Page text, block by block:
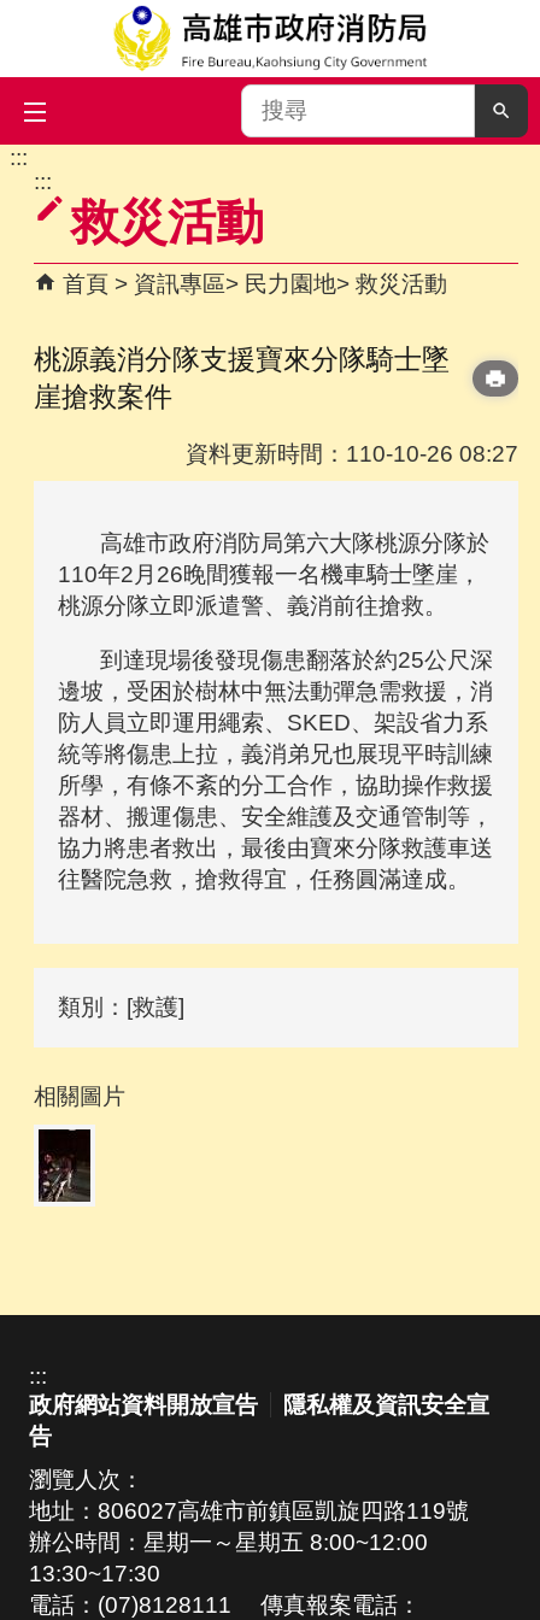
跳到主要內容區塊
搜
尋
:::
:::
救災活動
首頁 資訊專區 民力園地 救災活動
桃源義消分隊支援寶來分隊騎士墜
崖搶救案件
資料更新時間：110-10-26 08:27
高雄市政府消防局第六大隊桃源分隊於
110年2月26晚間獲報一名機車騎士墜崖，
桃源分隊立即派遣警、義消前往搶救。
到達現場後發現傷患翻落於約25公尺深
邊坡，受困於樹林中無法動彈急需救援，消
防人員立即運用繩索、SKED、架設省力系
統等將傷患上拉，義消弟兄也展現平時訓練
所學，有條不紊的分工合作，協助操作救援
器材、搬運傷患、安全維護及交通管制等，
協力將患者救出，最後由寶來分隊救護車送
往醫院急救，搶救得宜，任務圓滿達成。
類別：[救護]
相關圖片
:::
政府網站資料開放宣告
隱私權及資訊安全宣
告
瀏覽人次：
地址：806027高雄市前鎮區凱旋四路119號
辦公時間：星期一～星期五 8:00~12:00
13:30~17:30
電話：(07)8128111 傳真報案電話：